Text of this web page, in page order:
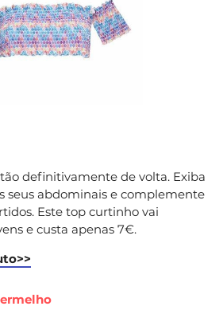
definitivamente de volta. Exiba
seus abdominais e complemente
Este top curtinho vai
e custa apenas 7€.